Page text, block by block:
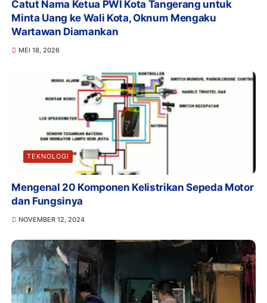
Catut Nama Ketua PWI Kota Tangerang untuk
Minta Uang ke Wali Kota, Oknum Mengaku
Wartawan Diamankan
MEI 18, 2026
TEKNOLOGI
Mengenal 20 Komponen Kelistrikan Sepeda Motor
dan Fungsinya
NOVEMBER 12, 2024